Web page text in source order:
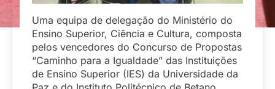
Uma equipa de delegação do Ministério do
Ensino Superior, Ciência e Cultura, composta
pelos vencedores do Concurso de Propostas
“Caminho para a Igualdade” das Instituições
de Ensino Superior (IES) da Universidade da